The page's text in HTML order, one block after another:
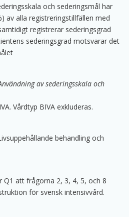
och sederingsmål har
av alla registreringstillfällen med
registrerar sederingsgrad
sederingsgrad motsvarar det
av sederingsskala och
Vårdtyp BIVA exkluderas.
behandling och
Q1 att frågorna 2, 3, 4, 5, och 8
för svensk intensivvård.